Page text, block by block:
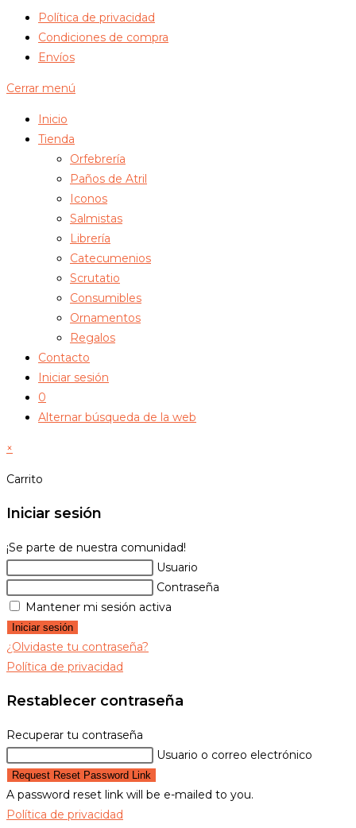
Política de privacidad
Condiciones de compra
Envíos
Cerrar menú
Inicio
Tienda
Orfebrería
Paños de Atril
Iconos
Salmistas
Librería
Catecumenios
Scrutatio
Consumibles
Ornamentos
Regalos
Contacto
Iniciar sesión
0
Alternar búsqueda de la web
×
Carrito
Iniciar sesión
¡Se parte de nuestra comunidad!
Usuario
Contraseña
Mantener mi sesión activa
Iniciar sesión
¿Olvidaste tu contraseña?
Política de privacidad
Restablecer contraseña
Recuperar tu contraseña
Usuario o correo electrónico
Request Reset Password Link
A password reset link will be e-mailed to you.
Política de privacidad